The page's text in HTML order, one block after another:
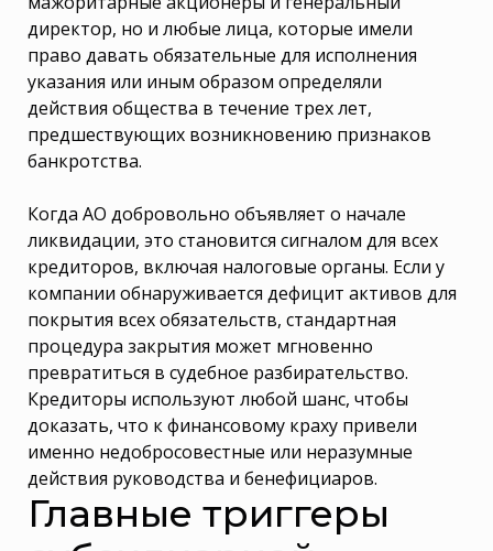
директор, но и любые лица, которые имели
право давать обязательные для исполнения
указания или иным образом определяли
действия общества в течение трех лет,
предшествующих возникновению признаков
банкротства.
Когда АО добровольно объявляет о начале
ликвидации, это становится сигналом для всех
кредиторов, включая налоговые органы. Если у
компании обнаруживается дефицит активов для
покрытия всех обязательств, стандартная
процедура закрытия может мгновенно
превратиться в судебное разбирательство.
Кредиторы используют любой шанс, чтобы
доказать, что к финансовому краху привели
именно недобросовестные или неразумные
действия руководства и бенефициаров.
Главные триггеры